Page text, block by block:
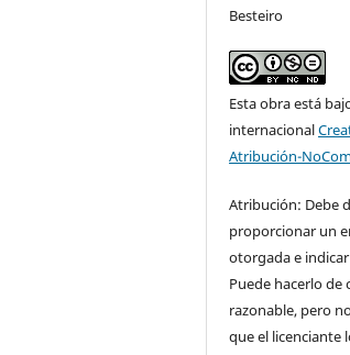
Besteiro
Esta obra está
internacional
Atribución-
Atribución: Debe
proporcionar un
otorgada e
Puede hacerlo de
razonable, pero
que el licenciante